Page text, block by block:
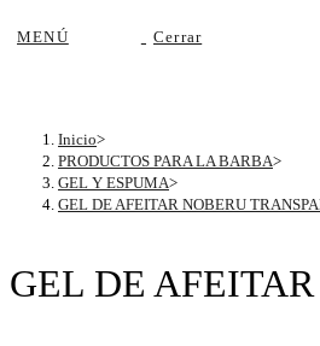
MENÚ Cerrar
GEL DE
Inicio>
PRODUCTOS PARA LA BARBA>
GEL Y ESPUMA>
GEL DE AFEITAR NOBERU